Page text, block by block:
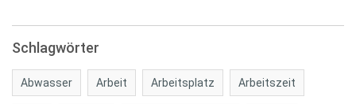
Schlagwörter
Abwasser Arbeit Arbeitsplatz Arbeitszeit